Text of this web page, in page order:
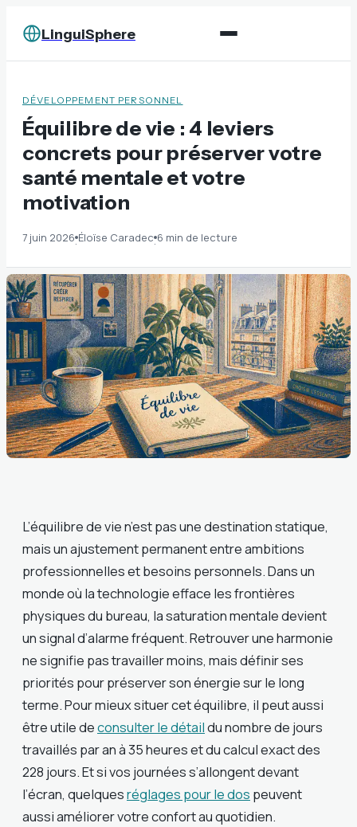
LinguiSphere
DÉVELOPPEMENT PERSONNEL
Équilibre de vie : 4 leviers
concrets pour préserver votre
santé mentale et votre
motivation
7 juin 2026·Éloïse Caradec·6 min de lecture
L’équilibre de vie n’est pas une destination statique,
mais un ajustement permanent entre ambitions
professionnelles et besoins personnels. Dans un
monde où la technologie efface les frontières
physiques du bureau, la saturation mentale devient
un signal d’alarme fréquent. Retrouver une harmonie
ne signifie pas travailler moins, mais définir ses
priorités pour préserver son énergie sur le long
terme. Pour mieux situer cet équilibre, il peut aussi
être utile deconsulter le détaildu nombre de jours
travaillés par an à 35 heures et du calcul exact des
228 jours. Et si vos journées s’allongent devant
l’écran, quelquesréglages pour le dos peuvent
aussi améliorer votre confort au quotidien.